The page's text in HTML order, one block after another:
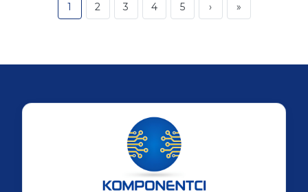
1 2 3 4 5 › »